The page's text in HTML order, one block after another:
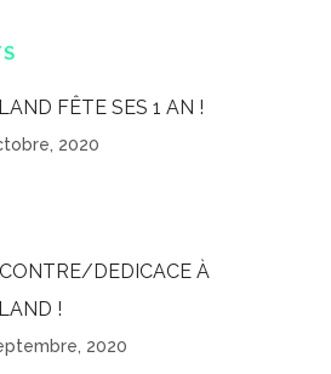
FÊTE SES 1 AN !
2020
DEDICACE À
!
2020